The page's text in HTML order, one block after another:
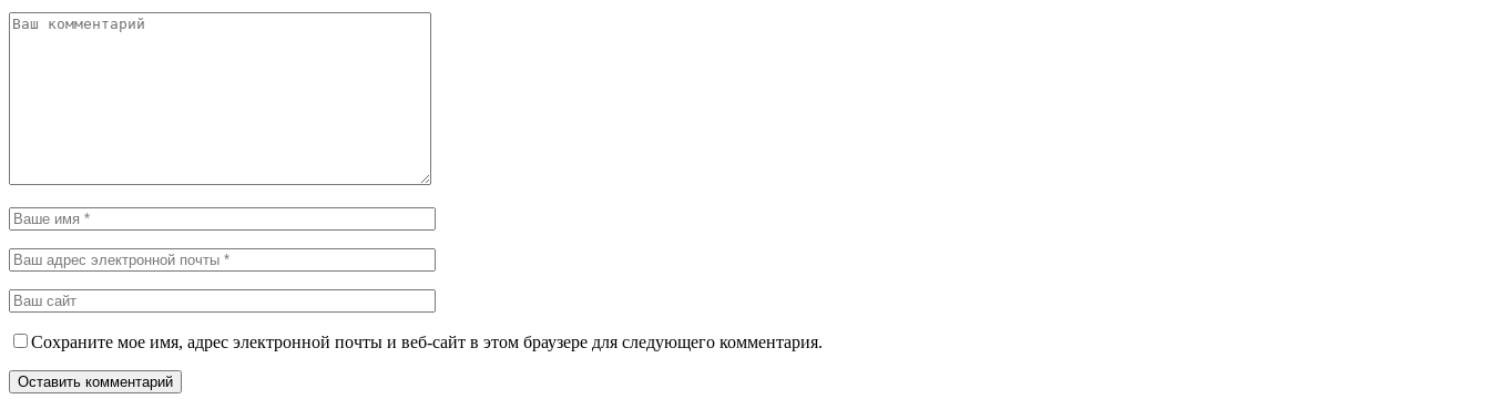
Сохраните мое имя, адрес электронной почты и веб-сайт в этом браузере для следующего комментария.